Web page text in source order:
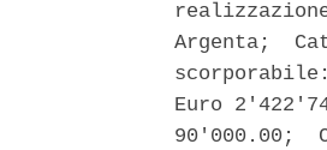
Argenta;
Euro
90'000.00;